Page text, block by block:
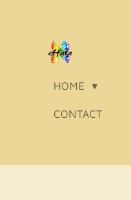
hoofdinhoudHOME
CONTACT